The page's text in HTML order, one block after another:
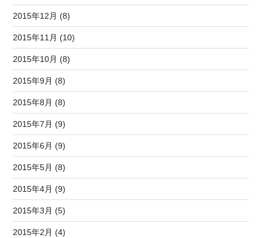
2015年12月 (8)
2015年11月 (10)
2015年10月 (8)
2015年9月 (8)
2015年8月 (8)
2015年7月 (9)
2015年6月 (9)
2015年5月 (8)
2015年4月 (9)
2015年3月 (5)
2015年2月 (4)